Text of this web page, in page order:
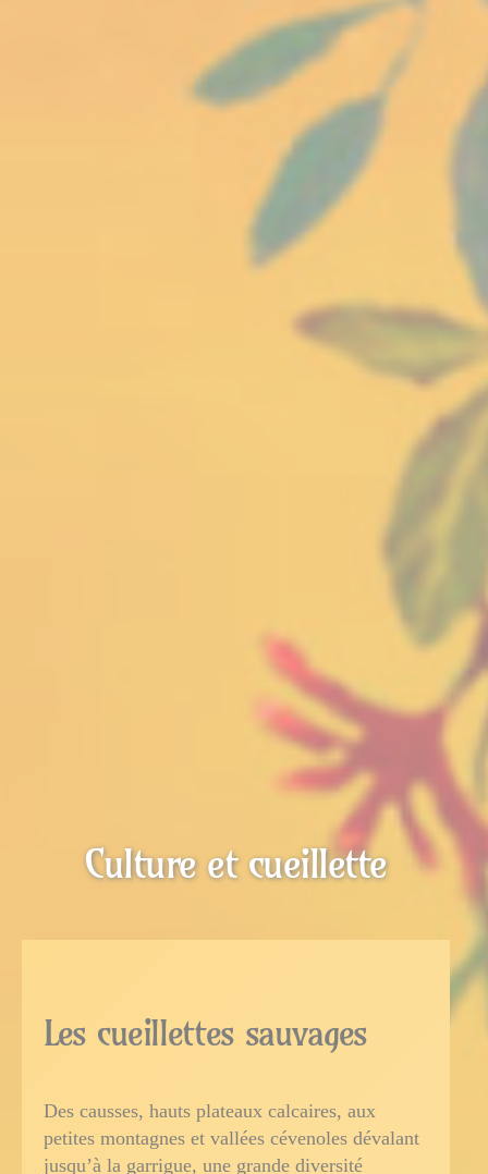
Culture et cueillette
Les cueillettes sauvages
Des causses, hauts plateaux calcaires, aux
petites montagnes et vallées cévenoles dévalant
jusqu’à la garrigue, une grande diversité